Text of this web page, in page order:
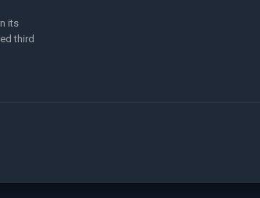
its
third